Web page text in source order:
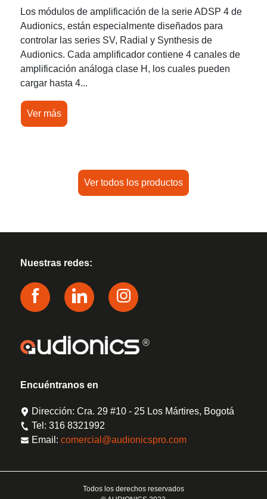
Los módulos de amplificación de la serie ADSP 4 de
Audionics, están especialmente diseñados para
controlar las series SV, Radial y Synthesis de
Audionics. Cada amplificador contiene 4 canales de
amplificación análoga clase H, los cuales pueden
cargar hasta 4...
Ver más
Ver todos los productos
Nuestras redes:
®
Encuéntranos en
Dirección: Cra. 29 #10 - 25 Los Mártires, Bogotá
Tel: 316 8321992
Email:comercial@audionicspro.com
Todos los derechos reservados